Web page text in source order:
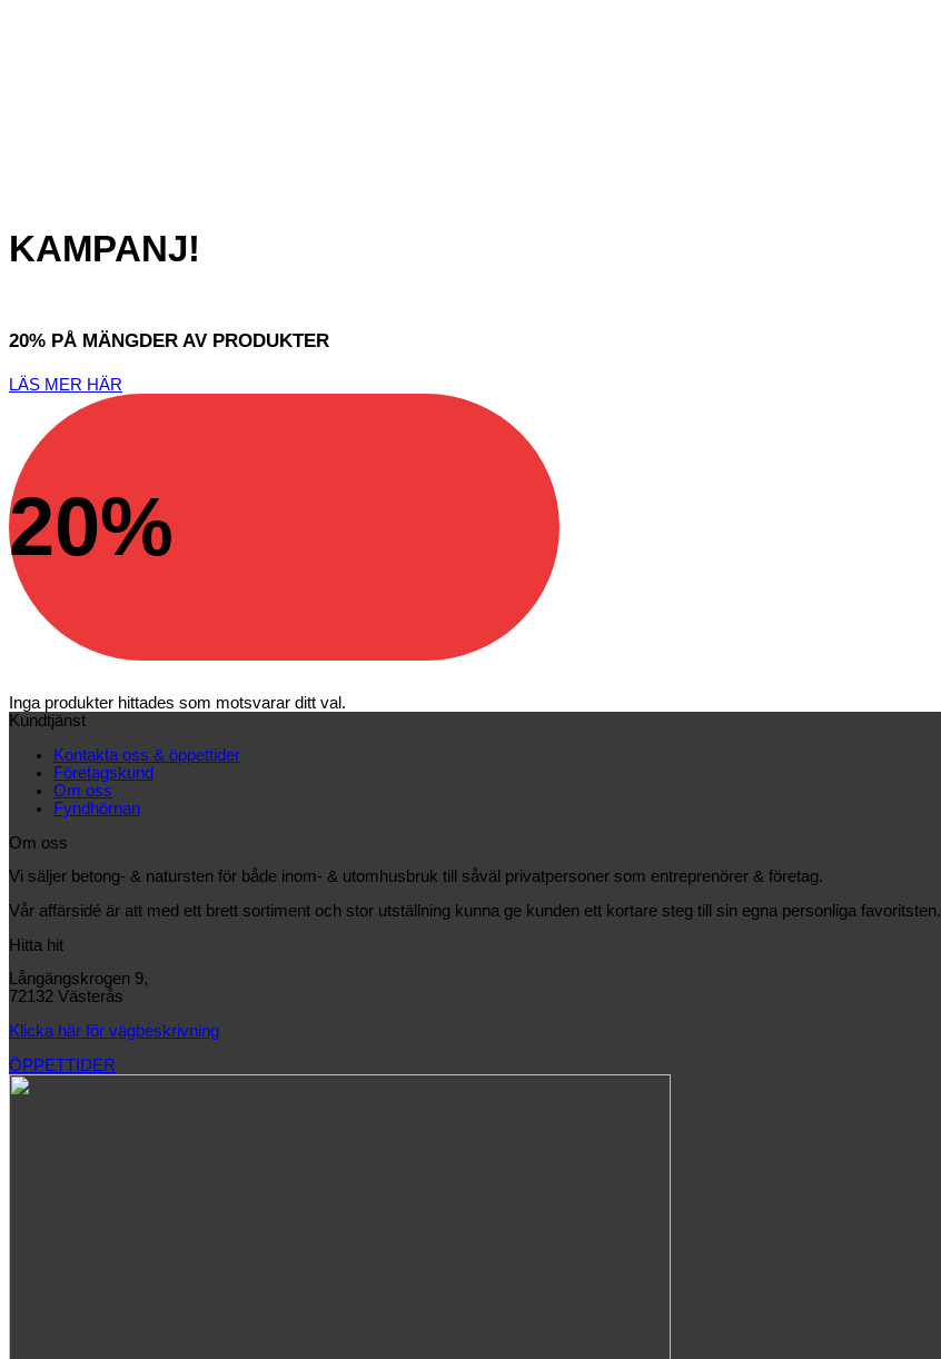
KAMPANJ!
20% PÅ MÄNGDER AV PRODUKTER
LÄS MER HÄR
20%
Inga produkter hittades som motsvarar ditt val.
Kundtjänst
Kontakta oss & öppettider
Företagskund
Om oss
Fyndhörnan
Om oss
Vi säljer betong- & natursten för både inom- & utomhusbruk till såväl privatpersoner som entreprenörer & företag.
Vår affärsidé är att med ett brett sortiment och stor utställning kunna ge kunden ett kortare steg till sin egna personliga favoritsten.
Hitta hit
Långängskrogen 9,
72132 Västerås
Klicka här för vägbeskrivning
ÖPPETTIDER